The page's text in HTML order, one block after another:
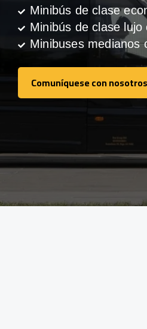
Minibús de clase
Minibús de clase
Minibuses medianos
Comuníquese con nosotros
Comuníquese con nosotros